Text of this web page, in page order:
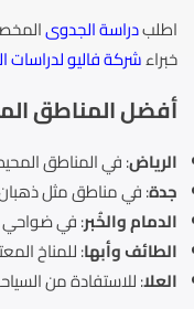
اطلبدراسة الجدوى
خبراءشركة فاليو لدراسات
أفضل المناطق
الرياض: في المناطق
جدة: في مناطق مثل
الدمام والخُبر: في ضواحي
الطائف وأبها: للمناخ
العلا: للاستفادة من